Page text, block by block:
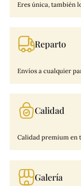
Eres única, también
Reparto
Envíos a cualquier
Calidad
Calidad premium en
Galería